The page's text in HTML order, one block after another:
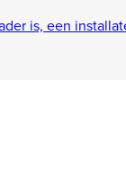
is, een